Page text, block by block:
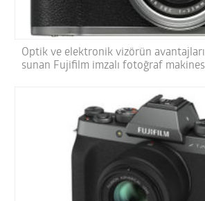
Optik ve elektronik vizörün
sunan Fujifilm imzalı fotoğraf